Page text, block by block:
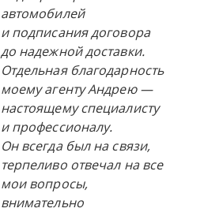
автомобилей
и подписания договора
до надежной доставки.
Отдельная благодарность
моему агенту Андрею —
настоящему специалисту
и профессионалу.
Он всегда был на связи,
терпеливо отвечал на все
мои вопросы,
внимательно